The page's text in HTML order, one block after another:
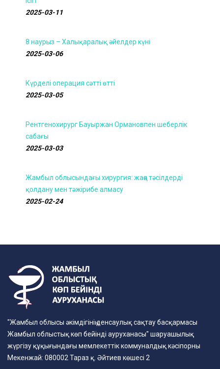
2025-03-11
8 наурыз – Халықаралық әйелдер күні
2025-03-06
Күрделі операция сәтті өтті
2025-03-05
Рентгенохирург Бауыржан Ормановпен шеберлік
сабағы
2025-03-03
Жамбыл облысындағы хирургия: жаңа тәсілдерді
қолдану мен тәжірибе алмасу
2025-02-24
"Жамбыл облысы әкімдігінің денсаулық сақтау басқармасы
Жамбыл облыстық көп бейінді ауруханасы" шаруашылық
жүргізу құқығындағы мемлекеттік коммуналдық кәсіпорны
Мекенжай: 080002 Тараз қ. Әйтиев көшесі 2